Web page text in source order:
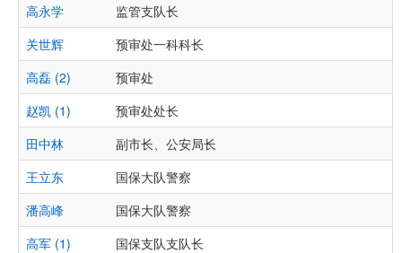
高永学
监管支队长
关世辉
预审处一科科长
高磊 (2)
预审处
赵凯 (1)
预审处处长
田中林
副市长、公安局长
王立东
国保大队警察
潘高峰
国保大队警察
高军 (1)
国保支队支队长